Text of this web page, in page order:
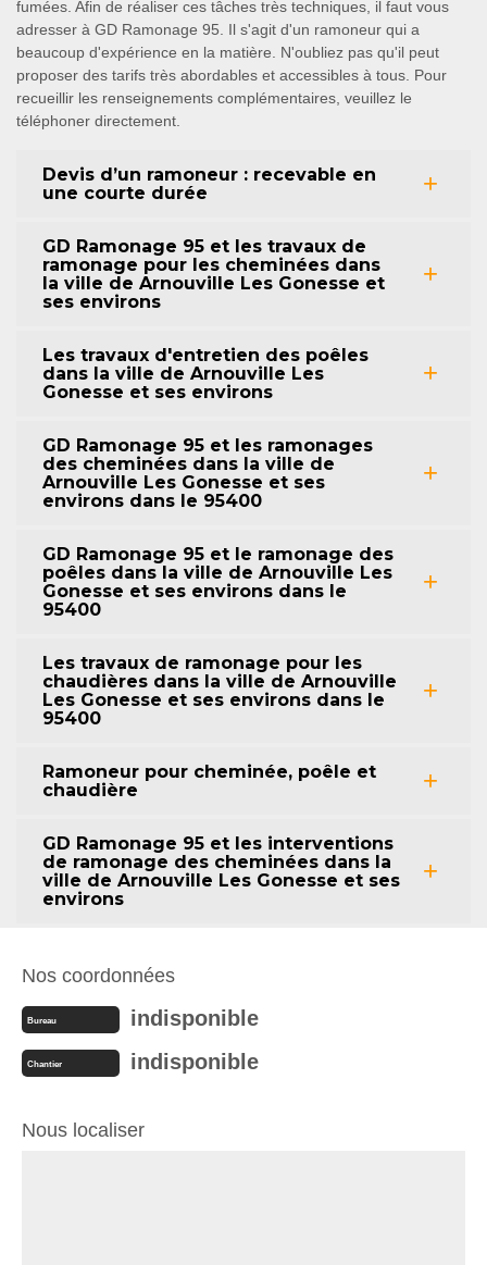
fumées. Afin de réaliser ces tâches très techniques, il faut vous
adresser à GD Ramonage 95. Il s'agit d'un ramoneur qui a
beaucoup d'expérience en la matière. N'oubliez pas qu'il peut
proposer des tarifs très abordables et accessibles à tous. Pour
recueillir les renseignements complémentaires, veuillez le
téléphoner directement.
Devis d’un ramoneur : recevable en
une courte durée
GD Ramonage 95 et les travaux de
ramonage pour les cheminées dans
la ville de Arnouville Les Gonesse et
ses environs
Les travaux d'entretien des poêles
dans la ville de Arnouville Les
Gonesse et ses environs
GD Ramonage 95 et les ramonages
des cheminées dans la ville de
Arnouville Les Gonesse et ses
environs dans le 95400
GD Ramonage 95 et le ramonage des
poêles dans la ville de Arnouville Les
Gonesse et ses environs dans le
95400
Les travaux de ramonage pour les
chaudières dans la ville de Arnouville
Les Gonesse et ses environs dans le
95400
Ramoneur pour cheminée, poêle et
chaudière
GD Ramonage 95 et les interventions
de ramonage des cheminées dans la
ville de Arnouville Les Gonesse et ses
environs
Nos coordonnées
Bureau indisponible
Chantier indisponible
Nous localiser